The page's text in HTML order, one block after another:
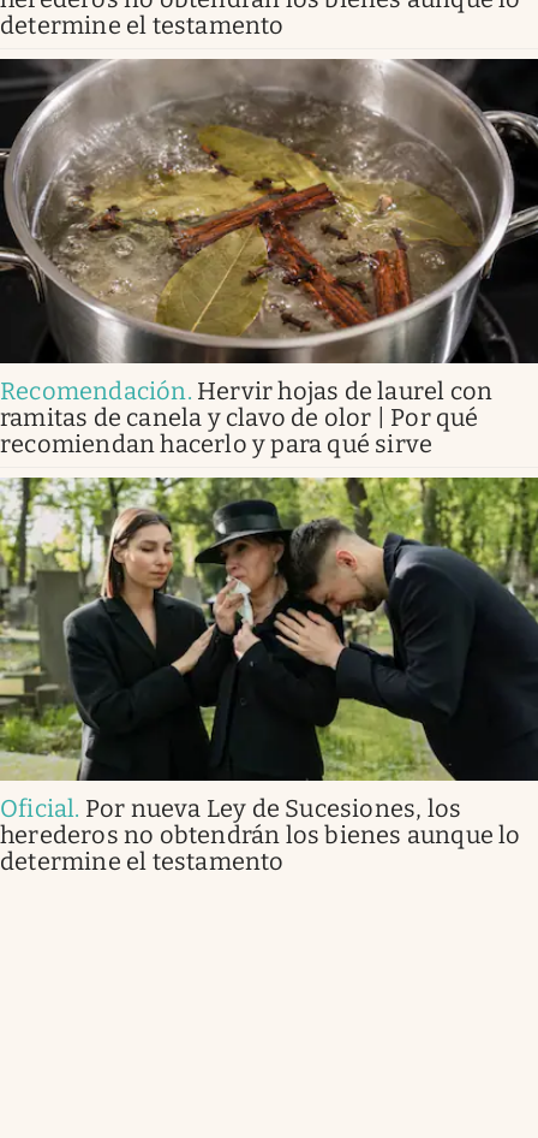
determine el testamento
Recomendación. Hervir hojas de laurel con
ramitas de canela y clavo de olor | Por qué
recomiendan hacerlo y para qué sirve
Oficial. Por nueva Ley de Sucesiones, los
herederos no obtendrán los bienes aunque lo
determine el testamento